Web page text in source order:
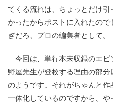
てくる流れは、ちょっとだけ
かったからポストに入れたの
ぎだろ、プロの編集者として。
今回は、単行本未収録のエピ
野屋先生が登校する理由の部
のようです。それがちゃんと
一体化しているのですから、